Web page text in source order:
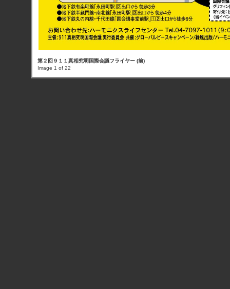
第２回９１１真相究明国際会議フライヤー (前)
Image 1 of 22